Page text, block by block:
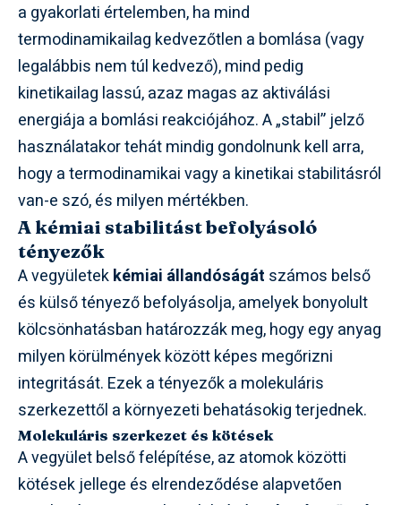
a gyakorlati értelemben, ha mind
termodinamikailag kedvezőtlen a bomlása (vagy
legalábbis nem túl kedvező), mind pedig
kinetikailag lassú, azaz magas az aktiválási
energiája a bomlási reakciójához. A „stabil” jelző
használatakor tehát mindig gondolnunk kell arra,
hogy a termodinamikai vagy a kinetikai stabilitásról
van-e szó, és milyen mértékben.
A kémiai stabilitást befolyásoló
tényezők
A vegyületekkémiai állandóságát számos belső
és külső tényező befolyásolja, amelyek bonyolult
kölcsönhatásban határozzák meg, hogy egy anyag
milyen körülmények között képes megőrizni
integritását. Ezek a tényezők a molekuláris
szerkezettől a környezeti behatásokig terjednek.
Molekuláris szerkezet és kötések
A vegyület belső felépítése, az atomok közötti
kötések jellege és elrendeződése alapvetően